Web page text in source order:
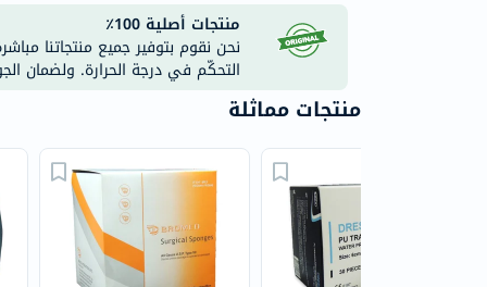
منتجات أصلية 100٪
نحن نقوم بتوفير جميع منتجاتنا
التحكّم في درجة الحرارة. ولضمان
منتجات مماثلة